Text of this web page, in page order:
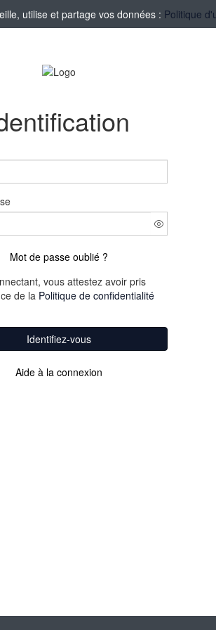
utilise et partage vos données : Politique
Mot de passe oublié ?
vous attestez avoir pris
de la Politique de confidentialité
Identifiez-vous
Aide à la connexion